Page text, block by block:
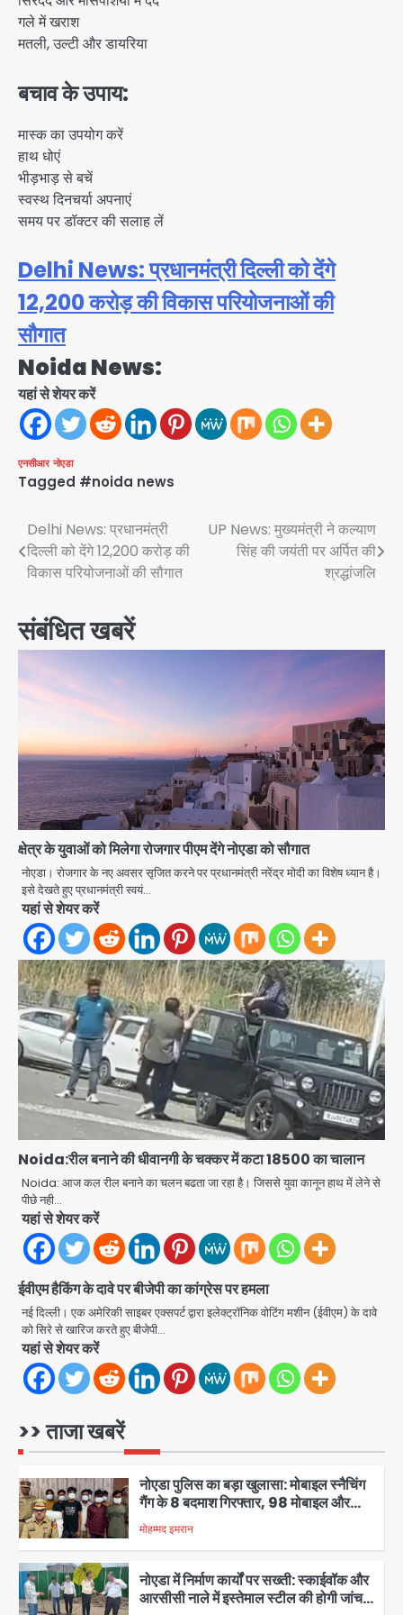
गले में खराश
मतली, उल्टी और डायरिया
बचाव के उपाय:
मास्क का उपयोग करें
हाथ धोएं
भीड़भाड़ से बचें
स्वस्थ दिनचर्या अपनाएं
समय पर डॉक्टर की सलाह लें
Delhi News: प्रधानमंत्री दिल्ली को देंगे
12,200 करोड़ की विकास परियोजनाओं की
सौगात
Noida News:
यहां से शेयर करें
एनसीआर नोएडा
Tagged #noida news
Post
navigation
Delhi News: प्रधानमंत्री
दिल्ली को देंगे 12,200 करोड़ की
विकास परियोजनाओं की सौगात
UP News: मुख्यमंत्री ने कल्याण
सिंह की जयंती पर अर्पित की
श्रद्धांजलि
संबंधित खबरें
क्षेत्र के युवाओं को मिलेगा रोजगार पीएम देंगे नोएडा को सौगात
नोएडा। रोजगार के नए अवसर सृजित करने पर प्रधानमंत्री नरेंद्र मोदी का विशेष ध्यान है।
इसे देखते हुए प्रधानमंत्री स्वयं…
यहां से शेयर करें
Noida:रील बनाने की धीवानगी के चक्कर में कटा 18500 का चालान
Noida: आज कल रील बनाने का चलन बढता जा रहा है। जिससे युवा कानून हाथ में लेने से
पीछे नही…
यहां से शेयर करें
ईवीएम हैकिंग के दावे पर बीजेपी का कांग्रेस पर हमला
नई दिल्ली। एक अमेरिकी साइबर एक्सपर्ट द्वारा इलेक्ट्रॉनिक वोटिंग मशीन (ईवीएम) के दावे
को सिरे से खारिज करते हुए बीजेपी…
यहां से शेयर करें
>> ताजा खबरें
2
नोएडा पुलिस का बड़ा खुलासा: मोबाइल स्नैचिंग
गैंग के 8 बदमाश गिरफ्तार, 98 मोबाइल और
सैकड़ों पार्ट्स बरामद
मोहम्मद इमरान
नोएडा में निर्माण कार्यों पर सख्ती: स्काईवॉक और
आरसीसी नाले में इस्तेमाल स्टील की होगी जांच,
रिपोर्ट तक भुगतान पर रोक
मोहम्मद इमरान
4
RBI 2027 में ला सकता है ₹10 और ₹20 के
5
दिल्ली-एनसीआर में बारिश से जनजीवन बेहाल,
उत्तराखंड और यूपी में बाढ़ का कहर, गंगा समेत
कई नदियां उफान पर
मोहम्मद इमरान
1
आईएमएस नोएडा में छात्रों के लिए बूटकैंप
आयोजित, मीडिया, आईटी और मैनेजमेंट की
2
गैंग के 8 बदमाश गिरफ्तार, 98 मोबाइल और
सैकड़ों पार्ट्स बरामद
मोहम्मद इमरान
आरसीसी नाले में इस्तेमाल स्टील की होगी जांच,
रिपोर्ट तक भुगतान पर रोक
मोहम्मद इमरान